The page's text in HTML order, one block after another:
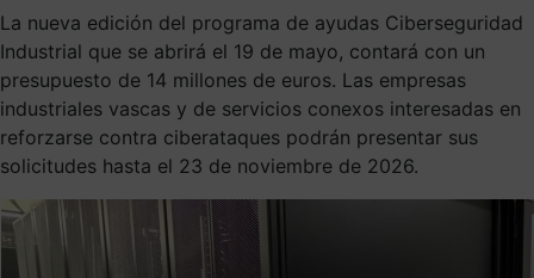
La nueva edición del programa de ayudas Ciberseguridad
Industrial que se abrirá el 19 de mayo, contará con un
presupuesto de 14 millones de euros. Las empresas
industriales vascas y de servicios conexos interesadas en
reforzarse contra ciberataques podrán presentar sus
solicitudes hasta el 23 de noviembre de 2026.